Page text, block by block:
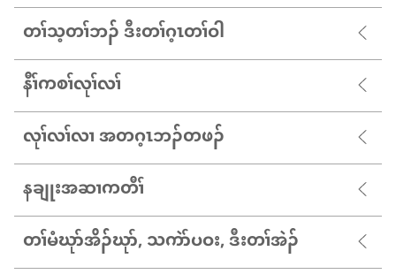
တၢ်သ့တၢ်ဘၣ် ဒီးတၢ်ဂ့ၤတၢ်ဝါ
နီၢ်ကစၢ်လုၢ်လၢ်
လုၢ်လၢ်လၢ အတဂ့ၤဘၣ်တဖၣ်
နချုးအဆၢကတီၢ်
တၢ်မံဃုာ်အိၣ်ဃုာ်, သကဲာ်ပဝး, ဒီးတၢ်အဲၣ်